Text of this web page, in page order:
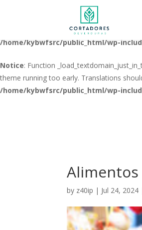
: Function
running too early. Translations should be
/home/kybwfsrc/public_html/wp-
Notice: Function
theme running too early. Translations
/home/kybwfsrc/public_html/wp-
by z40ip | Jul 24, 2024